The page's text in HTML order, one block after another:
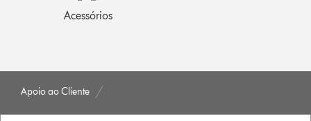
Acessórios
Apoio ao Cliente